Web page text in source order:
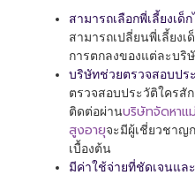
สามารถเลือกพี่เลี้ยงเด็
สามารถเปลี่ยนพี่เลี้ยง
การตกลงของแต่ละบริ
บริษัทช่วยตรวจสอบปร
ตรวจสอบประวัติใครสั
ติดต่อผ่านบริษัทจัดหาแ
สูงอายุจะมีผู้เชี่ยวชาญ
เบื้องต้น
มีค่าใช้จ่ายที่ชัดเจนแล